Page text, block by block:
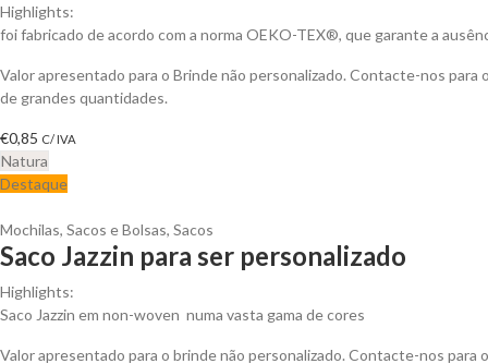
Highlights:
foi fabricado de acordo com a norma OEKO-TEX®, que garante a
Valor apresentado para o Brinde não personalizado. Contacte-nos
de grandes quantidades.
€0,85 C/ IVA
Natura
Destaque
Mochilas, Sacos e Bolsas, Sacos
Saco Jazzin para ser personalizado
Highlights:
Saco Jazzin em non-woven numa vasta gama de cores
Valor apresentado para o brinde não personalizado. Contacte-nos para